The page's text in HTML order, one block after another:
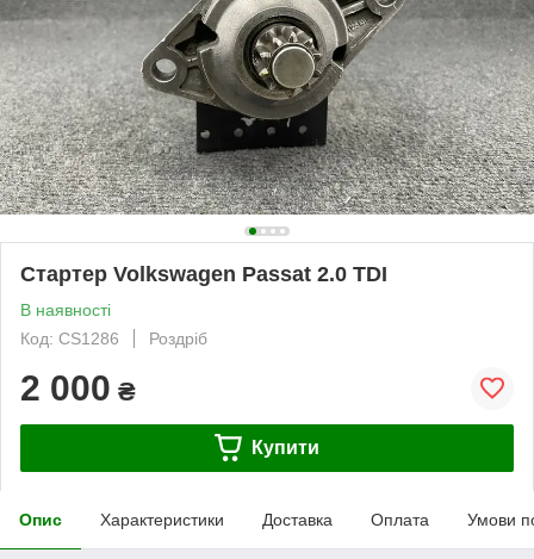
Стартер Volkswagen Passat 2.0 TDI
В наявності
Код: CS1286
Роздріб
2 000 ₴
Купити
Опис Характеристики Доставка Оплата Умови